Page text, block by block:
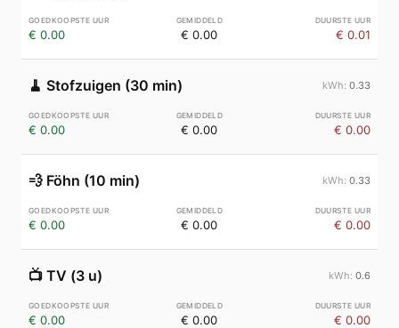
€ 0.00 € 0.00 € 0.01
🧹 Stofzuigen (30 min) 0.33
€ 0.00 € 0.00 € 0.00
💨 Föhn (10 min) 0.33
€ 0.00 € 0.00 € 0.00
📺 TV (3 u) 0.6
€ 0.00 € 0.00 € 0.00